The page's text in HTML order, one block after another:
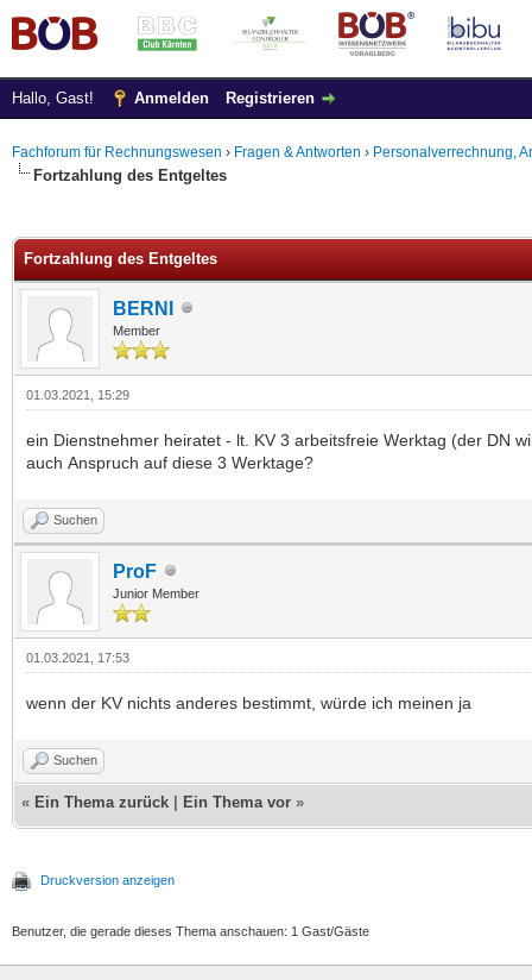
Hallo, Gast! Anmelden Registrieren
Fachforum für Rechnungswesen › Fragen & Antworten › Personalverrechnung,
Fortzahlung des Entgeltes
Fortzahlung des Entgeltes
BERNI
Member
01.03.2021, 15:29
ein Dienstnehmer heiratet - lt. KV 3 arbeitsfreie Werktag (der DN
auch Anspruch auf diese 3 Werktage?
Suchen
ProF
Junior Member
01.03.2021, 17:53
wenn der KV nichts anderes bestimmt, würde ich meinen ja
Suchen
« Ein Thema zurück Ein Thema vor »
Druckversion anzeigen
Benutzer, die gerade dieses Thema anschauen: 1 Gast/Gäste